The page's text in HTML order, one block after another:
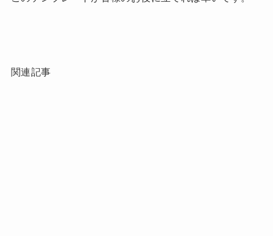
関連記事